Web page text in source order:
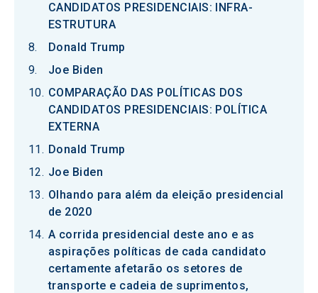
CANDIDATOS PRESIDENCIAIS: INFRA-
ESTRUTURA
Donald Trump
Joe Biden
COMPARAÇÃO DAS POLÍTICAS DOS
CANDIDATOS PRESIDENCIAIS: POLÍTICA
EXTERNA
Donald Trump
Joe Biden
Olhando para além da eleição presidencial
de 2020
A corrida presidencial deste ano e as
aspirações políticas de cada candidato
certamente afetarão os setores de
transporte e cadeia de suprimentos,